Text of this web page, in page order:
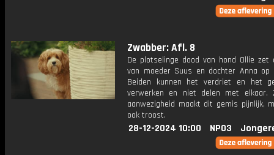
Zwabber: Afl. 8
De plotselinge dood van hond Ollie zet
van moeder Suus en dochter Anna op
Beiden kunnen het verdriet en het
verwerken en niet delen met elkaar.
aanwezigheid maakt dit gemis pijnlijk,
ook troost.
28-12-2024 10:00 NPO3